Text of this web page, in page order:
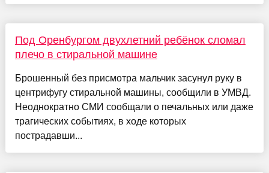
Под Оренбургом двухлетний ребёнок сломал
плечо в стиральной машине
Брошенный без присмотра мальчик засунул руку в
центрифугу стиральной машины, сообщили в УМВД.
Неоднократно СМИ сообщали о печальных или даже
трагических событиях, в ходе которых
пострадавши...